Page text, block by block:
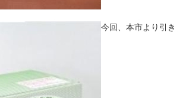
今回、本市より引き